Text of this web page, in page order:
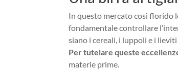
In questo mercato così florido
fondamentale controllare
siano i cereali, i luppoli e i
Per tutelare queste
materie prime.